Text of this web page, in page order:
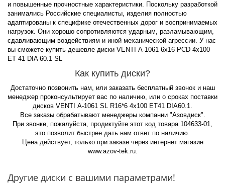
и повышенные прочностные характеристики. Поскольку разработкой
занимались Российские специалисты, изделия полностью
адаптированы к специфике отечественных дорог и воспринимаемых
нагрузок. Они хорошо сопротивляются ударным, разламывающим,
сдавливающим воздействиям и иной механической агрессии. У нас
вы сможете купить дешевле диски VENTI А-1061 6x16 PCD 4x100
ET 41 DIA 60.1 SL
Как купить диски?
Достаточно позвонить нам, или заказать бесплатный звонок и наш
менеджер проконсультирует вас по наличию, или о сроках поставки
дисков VENTI А-1061 SL R16*6 4x100 ET41 DIA60.1.
Все заказы обрабатывают менеджеры компании "Азовдиск".
При звонке, пожалуйста, продиктуйте этот код товара 104633-01,
это позволит быстрее дать нам ответ по наличию.
Цена действует, только при заказе через интернет магазин
www.azov-tek.ru.
Другие диски с вашими параметрами!